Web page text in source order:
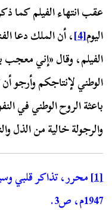
عقب انتهاء الفيلم كما
اليوم[4] ، أن الملك دعا
الفيلم، وقال «إني معجب
الوطني لإنتاجكم وأرجو
باعثة الروح الوطني في
والرجولة خالية من الذل
[1]
1947م، ص3.